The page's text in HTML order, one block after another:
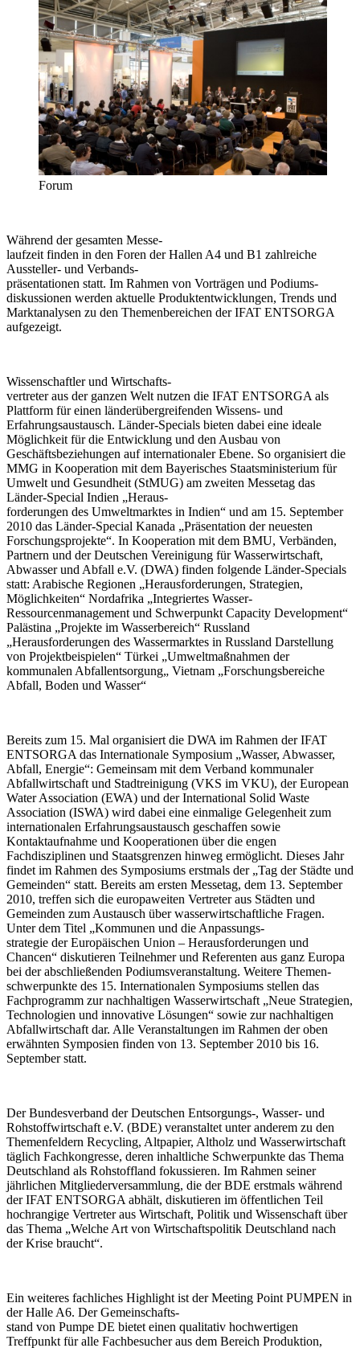
Forum
Während der gesamten Messe-
laufzeit finden in den Foren der Hallen A4 und B1 zahlreiche
Aussteller- und Verbands-
präsentationen statt. Im Rahmen von Vorträgen und Podiums-
diskussionen werden aktuelle Produktentwicklungen, Trends und
Marktanalysen zu den Themenbereichen der IFAT ENTSORGA
aufgezeigt.
Wissenschaftler und Wirtschafts-
vertreter aus der ganzen Welt nutzen die IFAT ENTSORGA als
Plattform für einen länderübergreifenden Wissens- und
Erfahrungsaustausch. Länder-Specials bieten dabei eine ideale
Möglichkeit für die Entwicklung und den Ausbau von
Geschäftsbeziehungen auf internationaler Ebene. So organisiert die
MMG in Kooperation mit dem Bayerisches Staatsministerium für
Umwelt und Gesundheit (StMUG) am zweiten Messetag das
Länder-Special Indien „Heraus-
forderungen des Umweltmarktes in Indien“ und am 15. September
2010 das Länder-Special Kanada „Präsentation der neuesten
Forschungsprojekte“. In Kooperation mit dem BMU, Verbänden,
Partnern und der Deutschen Vereinigung für Wasserwirtschaft,
Abwasser und Abfall e.V. (DWA) finden folgende Länder-Specials
statt: Arabische Regionen „Herausforderungen, Strategien,
Möglichkeiten“ Nordafrika „Integriertes Wasser-
Ressourcenmanagement und Schwerpunkt Capacity Development“
Palästina „Projekte im Wasserbereich“ Russland
„Herausforderungen des Wassermarktes in Russland Darstellung
von Projektbeispielen“ Türkei „Umweltmaßnahmen der
kommunalen Abfallentsorgung„ Vietnam „Forschungsbereiche
Abfall, Boden und Wasser“
Bereits zum 15. Mal organisiert die DWA im Rahmen der IFAT
ENTSORGA das Internationale Symposium „Wasser, Abwasser,
Abfall, Energie“: Gemeinsam mit dem Verband kommunaler
Abfallwirtschaft und Stadtreinigung (VKS im VKU), der European
Water Association (EWA) und der International Solid Waste
Association (ISWA) wird dabei eine einmalige Gelegenheit zum
internationalen Erfahrungsaustausch geschaffen sowie
Kontaktaufnahme und Kooperationen über die engen
Fachdisziplinen und Staatsgrenzen hinweg ermöglicht. Dieses Jahr
findet im Rahmen des Symposiums erstmals der „Tag der Städte und
Gemeinden“ statt. Bereits am ersten Messetag, dem 13. September
2010, treffen sich die europaweiten Vertreter aus Städten und
Gemeinden zum Austausch über wasserwirtschaftliche Fragen.
Unter dem Titel „Kommunen und die Anpassungs-
strategie der Europäischen Union – Herausforderungen und
Chancen“ diskutieren Teilnehmer und Referenten aus ganz Europa
bei der abschließenden Podiumsveranstaltung. Weitere Themen-
schwerpunkte des 15. Internationalen Symposiums stellen das
Fachprogramm zur nachhaltigen Wasserwirtschaft „Neue Strategien,
Technologien und innovative Lösungen“ sowie zur nachhaltigen
Abfallwirtschaft dar. Alle Veranstaltungen im Rahmen der oben
erwähnten Symposien finden von 13. September 2010 bis 16.
September statt.
Der Bundesverband der Deutschen Entsorgungs-, Wasser- und
Rohstoffwirtschaft e.V. (BDE) veranstaltet unter anderem zu den
Themenfeldern Recycling, Altpapier, Altholz und Wasserwirtschaft
täglich Fachkongresse, deren inhaltliche Schwerpunkte das Thema
Deutschland als Rohstoffland fokussieren. Im Rahmen seiner
jährlichen Mitgliederversammlung, die der BDE erstmals während
der IFAT ENTSORGA abhält, diskutieren im öffentlichen Teil
hochrangige Vertreter aus Wirtschaft, Politik und Wissenschaft über
das Thema „Welche Art von Wirtschaftspolitik Deutschland nach
der Krise braucht“.
Ein weiteres fachliches Highlight ist der Meeting Point PUMPEN in
der Halle A6. Der Gemeinschafts-
stand von Pumpe DE bietet einen qualitativ hochwertigen
Treffpunkt für alle Fachbesucher aus dem Bereich Produktion,